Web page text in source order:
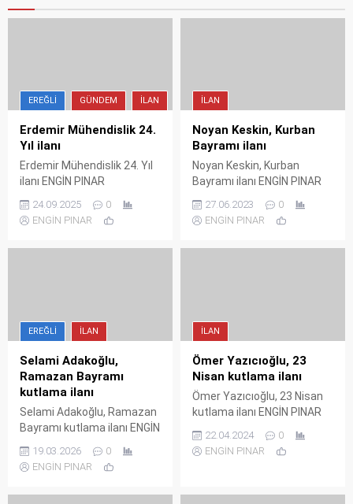
EREĞLI GÜNDEM İLAN
Erdemir Mühendislik 24.
Yıl ilanı
Erdemir Mühendislik 24. Yıl
ilanı ENGİN PINAR
24.09.2025
0
ENGİN PINAR
İLAN
Noyan Keskin, Kurban
Bayramı ilanı
Noyan Keskin, Kurban
Bayramı ilanı ENGİN PINAR
27.06.2023
0
ENGİN PINAR
EREĞLI İLAN
Selami Adakoğlu,
Ramazan Bayramı
kutlama ilanı
Selami Adakoğlu, Ramazan
Bayramı kutlama ilanı ENGİN
19.03.2026
0
ENGİN PINAR
İLAN
Ömer Yazıcıoğlu, 23
Nisan kutlama ilanı
Ömer Yazıcıoğlu, 23 Nisan
kutlama ilanı ENGİN PINAR
22.04.2024
0
ENGİN PINAR